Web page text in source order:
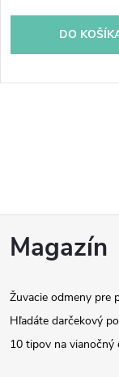
DO
Z
p
ä
Magazín
Žuvacie odmeny pre
Hľadáte darčekový
10 tipov na vianočný